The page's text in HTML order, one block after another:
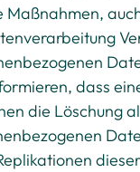
Maßnahmen,
dass
die Löschung
dieser